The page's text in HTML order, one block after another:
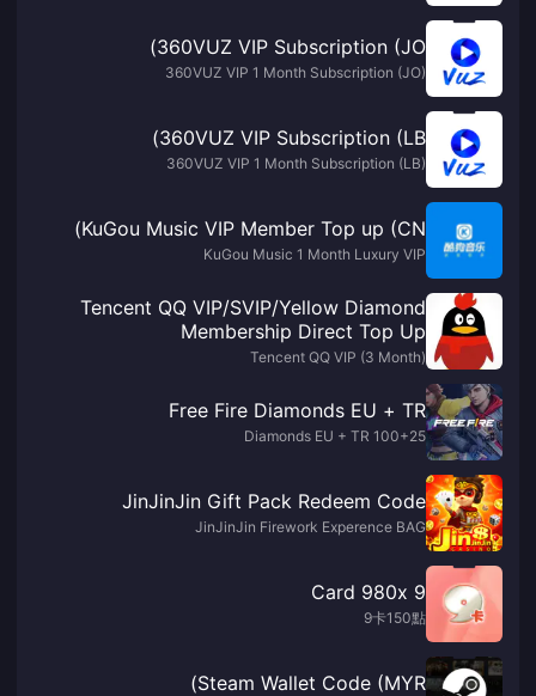
360VUZ VIP Subscription (JO)
360VUZ VIP 1 Month Subscription (JO)
360VUZ VIP Subscription (LB)
360VUZ VIP 1 Month Subscription (LB)
KuGou Music VIP Member Top up (CN)
KuGou Music 1 Month Luxury VIP
Tencent QQ VIP/SVIP/Yellow Diamond
Membership Direct Top Up
Tencent QQ VIP (3 Month)
Free Fire Diamonds EU + TR
100+25 Diamonds EU + TR
JinJinJin Gift Pack Redeem Code
JinJinJin Firework Experence BAG
9 Card 980x
9卡150點
Steam Wallet Code (MYR)